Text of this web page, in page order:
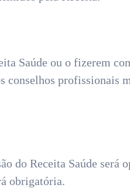
Saúde ou o fizerem
conselhos
do Receita Saúde será
obrigatória.